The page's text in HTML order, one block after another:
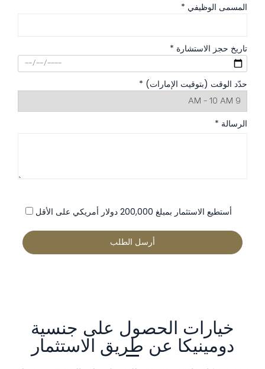
المسمى الوظيفي *
تاريخ حجز الاستشارة *
حدّد الوقت (بتوقيت الإمارات) *
الرسالة *
أستطيع الاستثمار بمبلغ 200,000 دولار أمريكي على الأقل
خيارات الحصول على جنسية
دومينيكا عن طريق الاستثمار